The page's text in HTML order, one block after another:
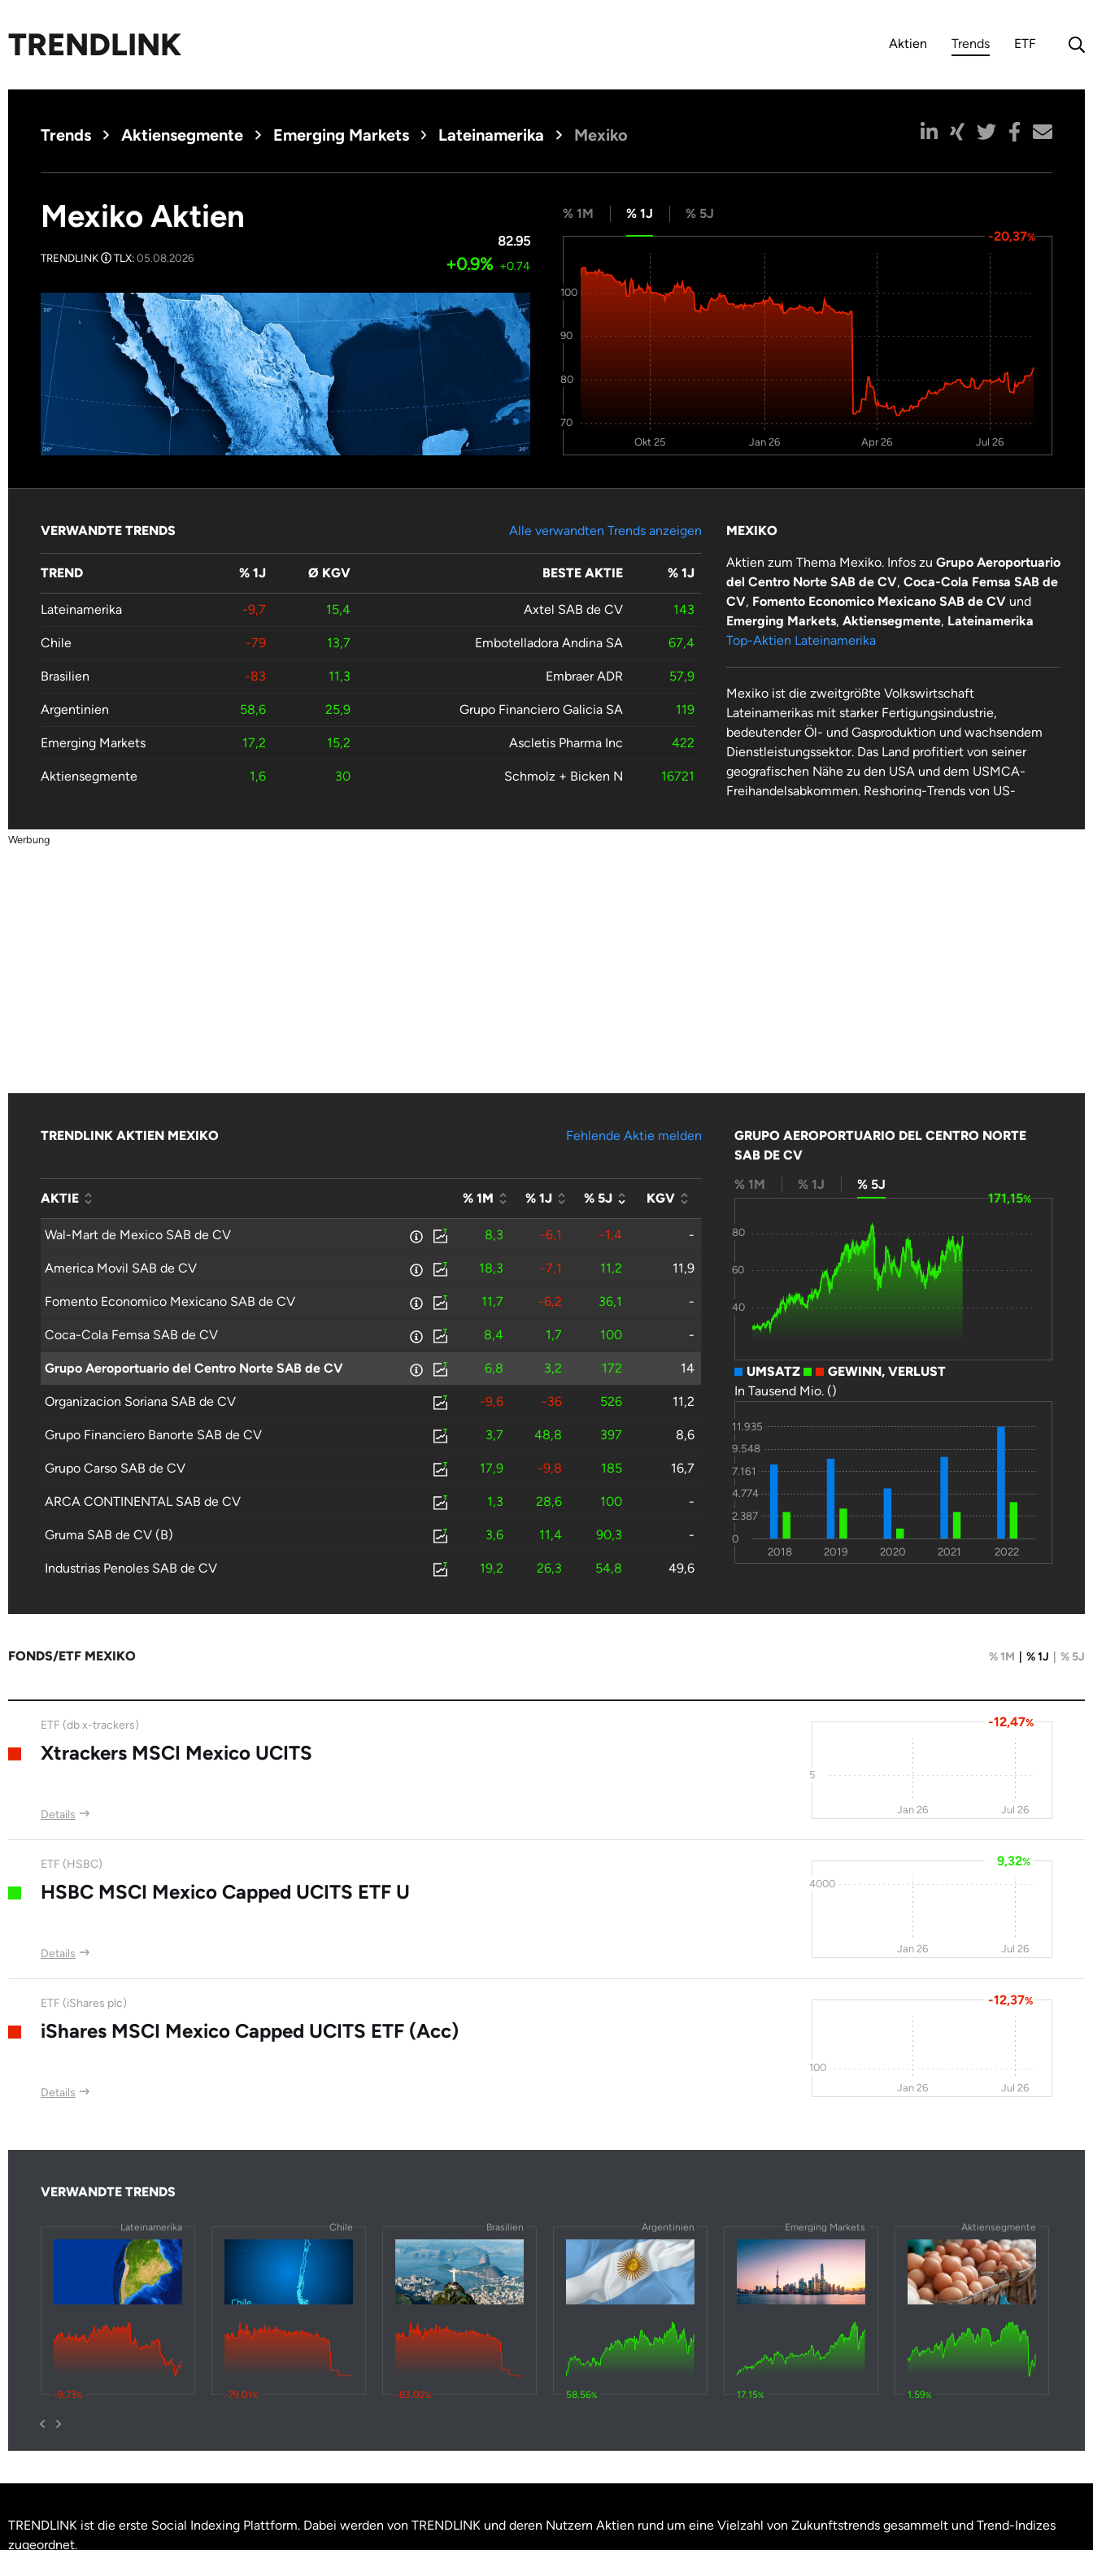
TRENDLINK Aktien Trends
(aktuelle Auswahl)
ETF
Trends Aktiensegmente Emerging Markets Lateinamerika Mexiko
Mexiko Aktien
TRENDLINK TLX:05.08.2026
82.95
+0.9% +0.74
% 1M % 1J
% 5J
-20,37%
70
80
90
100
Okt 25 Jan 26 Apr 26 Jul 26
VERWANDTE TRENDS
TREND % 1J Ø KGV BESTE AKTIE % 1J
Lateinamerika -9,7 15,4 Axtel SAB de CV 143
Chile -79 13,7 Embotelladora Andina SA 67,4
Brasilien -83 11,3 Embraer ADR 57,9
Argentinien 58,6 25,9 Grupo Financiero Galicia SA 119
Emerging Markets 17,2 15,2 Ascletis Pharma Inc 422
Aktiensegmente 1,6 30 Schmolz + Bicken N 16721
Alle verwandten Trends anzeigen MEXIKO
Aktien zum Thema Mexiko. Infos zu Grupo Aeroportuario
del Centro Norte SAB de CV, Coca-Cola Femsa SAB de
CV, Fomento Economico Mexicano SAB de CVund
Emerging Markets, Aktiensegmente, Lateinamerika
Top-Aktien Lateinamerika
Mexiko ist die zweitgrößte Volkswirtschaft
Lateinamerikas mit starker Fertigungsindustrie,
bedeutender Öl- und Gasproduktion und wachsendem
Dienstleistungssektor. Das Land profitiert von seiner
geografischen Nähe zu den USA und dem USMCA-
Freihandelsabkommen. Reshoring-Trends von US-
mexikanische Produktionskapazitäten.
Werbung
TRENDLINK AKTIEN MEXIKO Fehlende Aktie melden
AKTIE % 1M % 1J % 5J KGV
Wal-Mart de Mexico SAB de CV 8,3 -6,1 -1,4 -
America Movil SAB de CV 18,3 -7,1 11,2 11,9
Fomento Economico Mexicano SAB de CV 11,7 -6,2 36,1 -
Coca-Cola Femsa SAB de CV 8,4 1,7 100 -
Grupo Aeroportuario del Centro Norte SAB de CV 6,8 3,2 172 14
Organizacion Soriana SAB de CV -9,6 -36 526 11,2
Grupo Financiero Banorte SAB de CV 3,7 48,8 397 8,6
Grupo Carso SAB de CV 17,9 -9,8 185 16,7
ARCA CONTINENTAL SAB de CV 1,3 28,6 100 -
Gruma SAB de CV (B) 3,6 11,4 90,3 -
Industrias Penoles SAB de CV 19,2 26,3 54,8 49,6
Grupo Simec SAB de CV -0,2 -1,8 6,4 -
Cemex SAB de CV
Grupo Televisa SAB
GRUPO AEROPORTUARIO DEL CENTRO NORTE
SAB DE CV
% 1M
% 1J
% 5J
171,15%
40
60
80
UMSATZ
GEWINN, VERLUST
In Tausend Mio. ()
2018 2019 2020 2021 2022
11.935
9.548
7.161
4.774
2.387
0
FONDS/ETF MEXIKO % 1M % 1J % 5J
ETF (db x-trackers)
Xtrackers MSCI Mexico UCITS
Details
-12,47%
5
Jan 26 Jul 26
ETF (HSBC)
HSBC MSCI Mexico Capped UCITS ETF U
Details
9,32%
4000
Jan 26 Jul 26
ETF (iShares plc)
iShares MSCI Mexico Capped UCITS ETF (Acc)
Details
-12,37%
100
Jan 26
Jul 26
VERWANDTE TRENDS
Lateinamerika
-9.73%
Chile
-79.01%
Brasilien
-83.02%
Argentinien
58.56%
Emerging Markets
17.15%
Aktiensegmente
1.59%
TRENDLINK ist die erste Social Indexing Plattform. Dabei werden von TRENDLINK und deren Nutzern Aktien rund um eine Vielzahl von Zukunftstrends gesammelt und Trend-Indizes
zugeordnet.